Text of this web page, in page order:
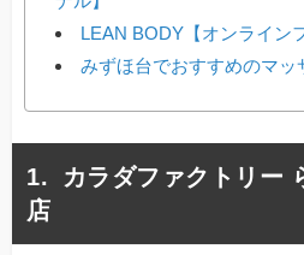
LEAN BODY【オンライン
みずほ台でおすすめのマッ
カラダファクトリー
店